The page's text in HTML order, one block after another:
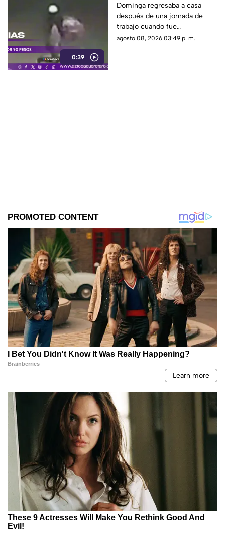
0:39
es as3sin4da en Puebla
por 90 pesos
Dominga regresaba a casa
después de una jornada de
trabajo cuando fue
interceptada por un hombre
agosto 08, 2026 03:49 p. m.